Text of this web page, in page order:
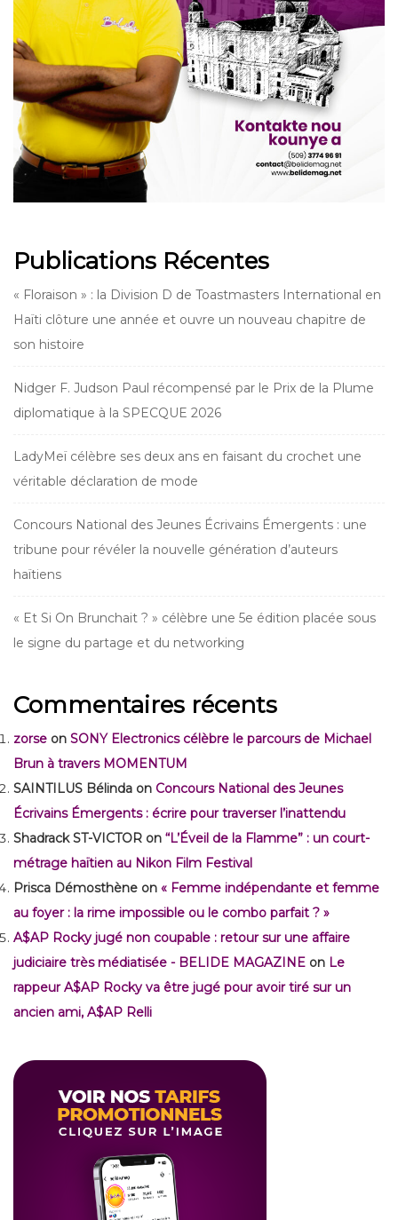
Publications Récentes
« Floraison » : la Division D de Toastmasters International en
Haïti clôture une année et ouvre un nouveau chapitre de
son histoire
Nidger F. Judson Paul récompensé par le Prix de la Plume
diplomatique à la SPECQUE 2026
LadyMeï célèbre ses deux ans en faisant du crochet une
véritable déclaration de mode
Concours National des Jeunes Écrivains Émergents : une
tribune pour révéler la nouvelle génération d’auteurs
haïtiens
« Et Si On Brunchait ? » célèbre une 5e édition placée sous
le signe du partage et du networking
Commentaires récents
zorse on SONY Electronics célèbre le parcours de Michael
Brun à travers MOMENTUM
SAINTILUS Bélinda on Concours National des Jeunes
Écrivains Émergents : écrire pour traverser l’inattendu
Shadrack ST-VICTOR on “L’Éveil de la Flamme” : un court-
métrage haïtien au Nikon Film Festival
Prisca Démosthène on « Femme indépendante et femme
au foyer : la rime impossible ou le combo parfait ? »
A$AP Rocky jugé non coupable : retour sur une affaire
judiciaire très médiatisée - BELIDE MAGAZINE on Le
rappeur A$AP Rocky va être jugé pour avoir tiré sur un
ancien ami, A$AP Relli